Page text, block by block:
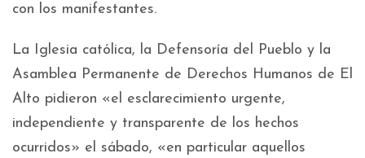
con los manifestantes.
La Iglesia católica, la Defensoría del Pueblo y la
Asamblea Permanente de Derechos Humanos de El
Alto pidieron «el esclarecimiento urgente,
independiente y transparente de los hechos
ocurridos» el sábado, «en particular aquellos